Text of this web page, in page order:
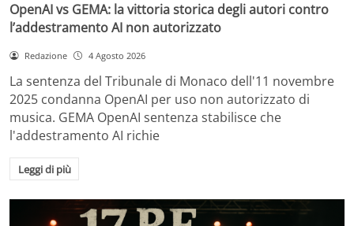
OpenAI vs GEMA: la vittoria storica degli autori contro
l’addestramento AI non autorizzato
Redazione 4 Agosto 2026
La sentenza del Tribunale di Monaco dell'11 novembre
2025 condanna OpenAI per uso non autorizzato di
musica. GEMA OpenAI sentenza stabilisce che
l'addestramento AI richie
Leggi di più